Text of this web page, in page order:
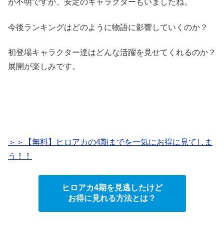
が不明ですが、安定のキャラクターもいましたね。
今後ランキングはどのように物語に影響していくのか？
初登場キャラクター達はどんな活躍を見せてくれるのか？
展開が楽しみです。
＞＞【無料】ヒロアカの4期までを一気にお得に見てしま
う！！
ヒロアカ4期を見逃したけど
お得に見れる方法とは？